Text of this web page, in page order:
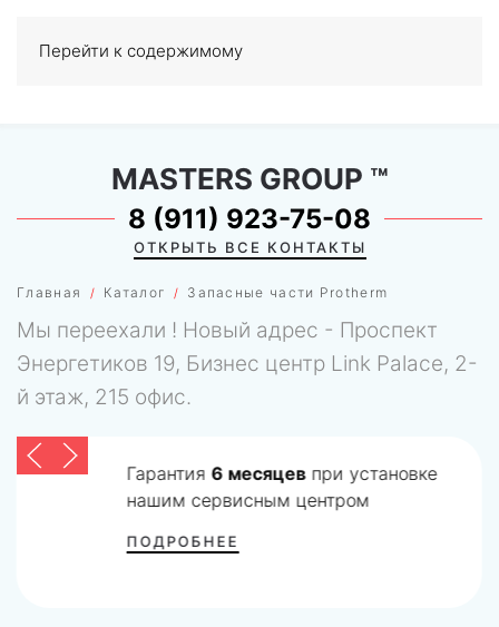
Перейти к содержимому
0
Главная Каталог Запасные части Protherm
MASTERS GROUP ™
8 (911) 923-75-08
ОТКРЫТЬ ВСЕ КОНТАКТЫ
Мы переехали ! Новый адрес - Проспект
Энергетиков 19, Бизнес центр Link Palace, 2-
й этаж, 215 офис.
Гарантия 6 месяцевпри установке
нашим сервисным центром
ПОДРОБНЕЕ